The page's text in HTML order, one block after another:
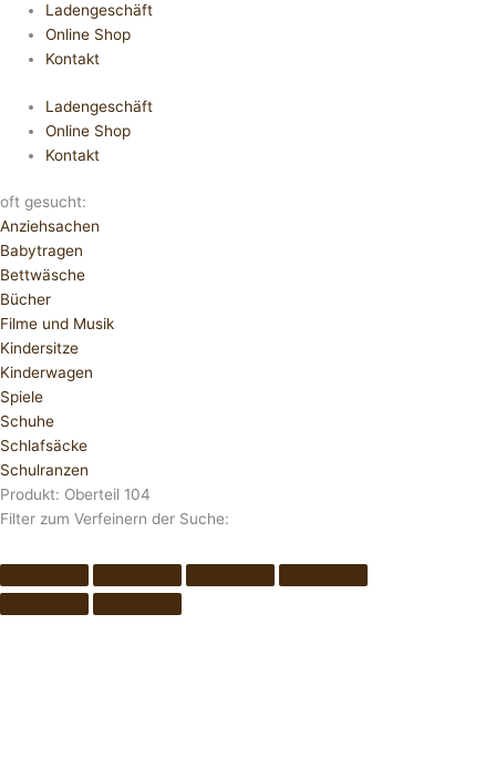
Ladengeschäft
Online Shop
Kontakt
Ladengeschäft
Online Shop
Kontakt
oft gesucht:
Anziehsachen
Babytragen
Bettwäsche
Bücher
Filme und Musik
Kindersitze
Kinderwagen
Spiele
Schuhe
Schlafsäcke
Schulranzen
Produkt: Oberteil 104
Filter zum Verfeinern der Suche: